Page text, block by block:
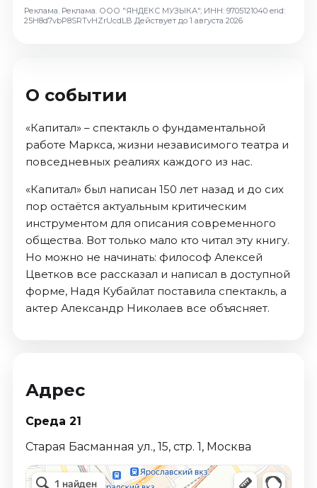
Октябрь 2026
Октябрь 2026
События
Август 2026
Сентябрь 2026
Октябрь 2026
Ноябрь 2026
Декабрь 2026
Январь 2027
Площадки
Реклама. Реклама. ООО "ЯНДЕКС МУЗЫКА", ИНН: 9705121040 erid:
25H8d7vbP8SRTvHZrUcdLB Действует до 1 августа 2026
О событии
«Капитал» – спектакль о фундаментальной
работе Маркса, жизни независимого театра и
повседневных реалиях каждого из нас.
«Капитал» был написан 150 лет назад и до сих
пор остаётся актуальным критическим
инструментом для описания современного
общества. Вот только мало кто читал эту книгу.
Но можно не начинать: философ Алексей
Цветков все рассказал и написал в доступной
форме, Надя Кубайлат поставила спектакль, а
актер Александр Николаев все объясняет.
Адрес
Среда 21
Старая Басманная ул., 15, стр. 1, Москва